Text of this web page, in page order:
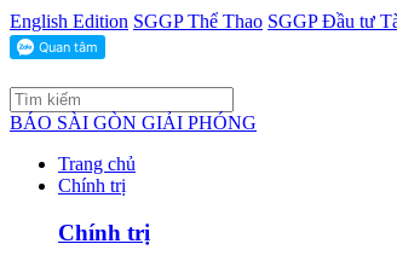
English Edition SGGP Thể Thao SGGP Đầu tư
BÁO SÀI GÒN GIẢI PHÓNG
Trang chủ
Chính trị
Chính trị